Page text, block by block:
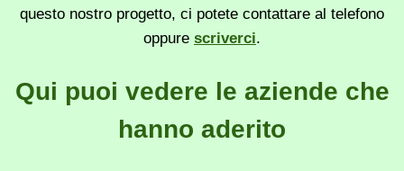
questo nostro progetto, ci potete contattare al telefono
oppure scriverci.
Qui puoi vedere le aziende che
hanno aderito